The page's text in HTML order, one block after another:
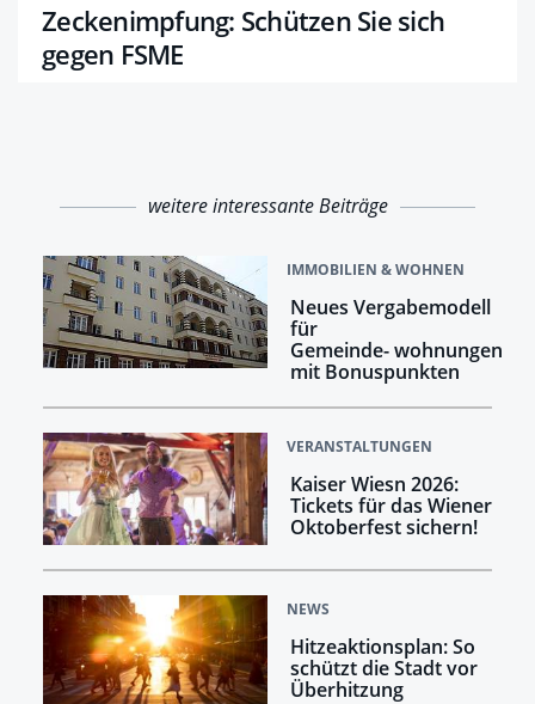
Zeckenimpfung: Schützen Sie sich
gegen FSME
weitere interessante Beiträge
IMMOBILIEN & WOHNEN
Neues Vergabemodell
für
Gemeinde- wohnungen
mit Bonuspunkten
VERANSTALTUNGEN
Kaiser Wiesn 2026:
Tickets für das Wiener
Oktoberfest sichern!
NEWS
Hitzeaktionsplan: So
schützt die Stadt vor
Überhitzung